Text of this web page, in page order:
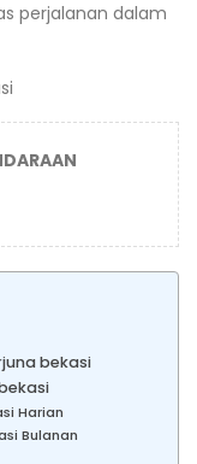
perjalanan dalam
bekasi
Harian
Bulanan